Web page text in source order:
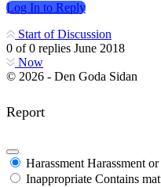
Log In to Reply
Start of Discussion
0 of0 replies June 2018
Now
© 2026 - Den Goda Sidan
Report
Harassment Harassment
Inappropriate Contains